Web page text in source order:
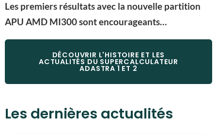
Les premiers résultats avec la nouvelle partition
APU AMD MI300 sont encourageants…
DÉCOUVRIR L'HISTOIRE ET LES
ACTUALITÉS DU SUPERCALCULATEUR
ADASTRA 1 ET 2
Les dernières actualités